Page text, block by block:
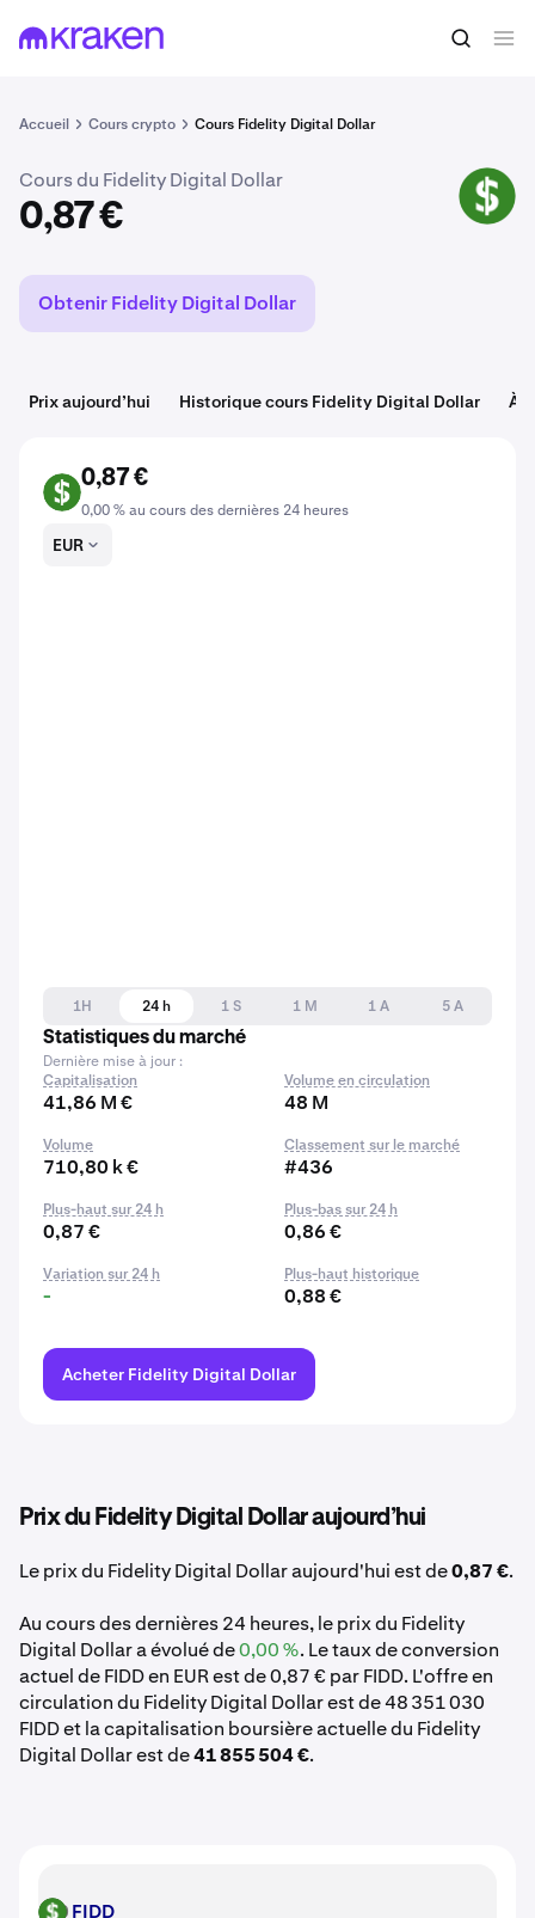
Accueil Cours crypto Cours Fidelity Digital Dollar
0,87 € Acheter du FIDD
Cours du Fidelity Digital Dollar
0,87 €
FIDD
Obtenir Fidelity Digital Dollar
Prix aujourd’hui Historique cours Fidelity Digital Dollar À
FIDD
0,87 €
0,00 % au cours des dernières 24 heures
EUR
1H 24 h 1 S 1 M 1 A
5 A
Statistiques du marché
Dernière mise à jour :
Capitalisation
41,86 M €
Volume en circulation
48 M
Volume
710,80 k €
Classement sur le marché
#436
Plus-haut sur 24 h
0,87 €
Plus-bas sur 24 h
0,86 €
Variation sur 24 h
-
Plus-haut historique
0,88 €
Acheter Fidelity Digital Dollar
Prix du Fidelity Digital Dollar aujourd’hui
Le prix du Fidelity Digital Dollar aujourd'hui est de0,87 €.
Au cours des dernières 24 heures, le prix du Fidelity
Digital Dollar a évolué de0,00 %. Le taux de conversion
actuel de FIDD en EUR est de 0,87 € par FIDD. L'offre en
circulation du Fidelity Digital Dollar est de 48 351 030
FIDD et la capitalisation boursière actuelle du Fidelity
Digital Dollar est de41 855 504 €.
FIDD FIDD